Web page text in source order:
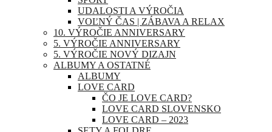
UDALOSTI A VÝROČIA
VOĽNÝ ČAS | ZÁBAVA A RELAX
10. VÝROČIE ANNIVERSARY
5. VÝROČIE ANNIVERSARY
5. VÝROČIE NOVÝ DIZAJN
ALBUMY A OSTATNÉ
ALBUMY
LOVE CARD
ČO JE LOVE CARD?
LOVE CARD SLOVENSKO
LOVE CARD – 2023